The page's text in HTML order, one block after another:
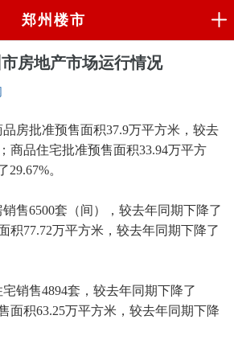
郑州楼市
房地产市场运行情况
房批准预售面积37.9万平方米，较去
商品住宅批准预售面积33.94万平方
。
售6500套（间），较去年同期下降了
积77.72万平方米，较去年同期下降了
销售4894套，较去年同期下降了
面积63.25万平方米，较去年同期下降